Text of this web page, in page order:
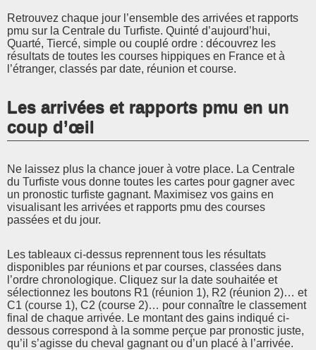
Retrouvez chaque jour l’ensemble des arrivées et rapports
pmu sur la Centrale du Turfiste. Quinté d’aujourd’hui,
Quarté, Tiercé, simple ou couplé ordre : découvrez les
résultats de toutes les courses hippiques en France et à
l’étranger, classés par date, réunion et course.
Les arrivées et rapports pmu en un
coup d’œil
Ne laissez plus la chance jouer à votre place. La Centrale
du Turfiste vous donne toutes les cartes pour gagner avec
un pronostic turfiste gagnant. Maximisez vos gains en
visualisant les arrivées et rapports pmu des courses
passées et du jour.
Les tableaux ci-dessus reprennent tous les résultats
disponibles par réunions et par courses, classées dans
l’ordre chronologique. Cliquez sur la date souhaitée et
sélectionnez les boutons R1 (réunion 1), R2 (réunion 2)… et
C1 (course 1), C2 (course 2)… pour connaître le classement
final de chaque arrivée. Le montant des gains indiqué ci-
dessous correspond à la somme perçue par pronostic juste,
qu’il s’agisse du cheval gagnant ou d’un placé à l’arrivée.